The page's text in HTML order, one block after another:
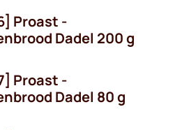
Proast -
Dadel 200 g
Proast -
Dadel 80 g